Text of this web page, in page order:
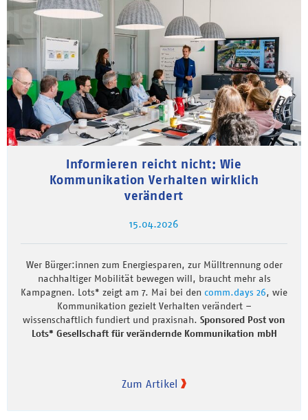
Informieren reicht nicht: Wie
Kommunikation Verhalten wirklich
verändert
15.04.2026
Wer Bürger:innen zum Energiesparen, zur Mülltrennung oder
nachhaltiger Mobilität bewegen will, braucht mehr als
Kampagnen. Lots* zeigt am 7. Mai bei den comm.days 26, wie
Kommunikation gezielt Verhalten verändert –
wissenschaftlich fundiert und praxisnah. Sponsored Post von
Lots* Gesellschaft für verändernde Kommunikation mbH
Zum Artikel